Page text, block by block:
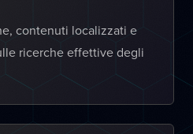
contenuti localizzati e
ricerche effettive degli